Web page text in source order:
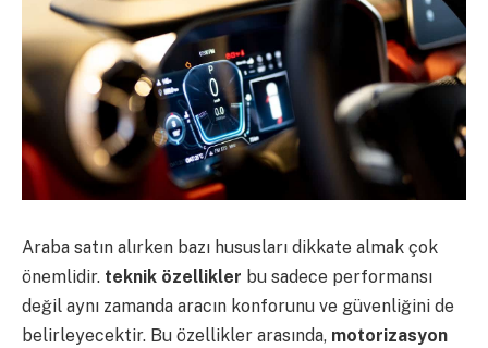
Araba satın alırken bazı hususları dikkate almak çok
önemlidir. teknik özellikler bu sadece performansı
değil aynı zamanda aracın konforunu ve güvenliğini de
belirleyecektir. Bu özellikler arasında, motorizasyon